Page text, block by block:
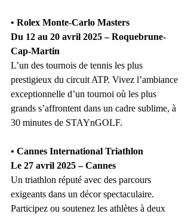
• Rolex Monte-Carlo Masters
Du 12 au 20 avril 2025 – Roquebrune-
Cap-Martin
L’un des tournois de tennis les plus
prestigieux du circuit ATP. Vivez l’ambiance
exceptionnelle d’un tournoi où les plus
grands s’affrontent dans un cadre sublime, à
30 minutes de STAYnGOLF.
• Cannes International Triathlon
Le 27 avril 2025 – Cannes
Un triathlon réputé avec des parcours
exigeants dans un décor spectaculaire.
Participez ou soutenez les athlètes à deux